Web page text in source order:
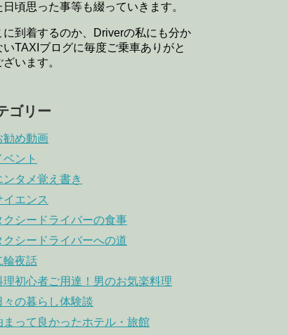
日頃思った事等も綴っていきます。
に到着するのか、Driverの私にも分か
いTAXIブログに毎度ご乗車ありがと
ざいます。
ゴリー
勧め動画
ベント
ンタメ覚え書き
イエンス
クシードライバーの食事
クシードライバーへの道
輪夜話
理初心者ご用達！男のお気楽料理
々の暮らし体験談
まって良かったホテル・旅館